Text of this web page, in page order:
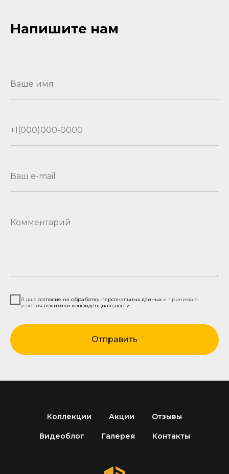
Напишите нам
Ваше имя
+1(000)000-0000
Ваш e-mail
Комментарий
Я даю согласие на обработку персональных данных и принимаю
условия политики конфиденциальности
Отправить
Коллекции Акции Отзывы
Видеоблог Галерея Контакты